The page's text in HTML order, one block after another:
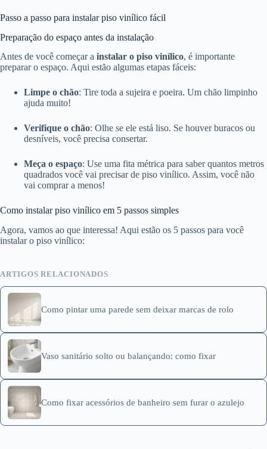
Passo a passo para instalar piso vinílico fácil
Preparação do espaço antes da instalação
Antes de você começar a instalar o piso vinílico, é importante
preparar o espaço. Aqui estão algumas etapas fáceis:
Limpe o chão: Tire toda a sujeira e poeira. Um chão limpinho
ajuda muito!
Verifique o chão: Olhe se ele está liso. Se houver buracos ou
desníveis, você precisa consertar.
Meça o espaço: Use uma fita métrica para saber quantos metros
quadrados você vai precisar de piso vinílico. Assim, você não
vai comprar a menos!
Como instalar piso vinílico em 5 passos simples
Agora, vamos ao que interessa! Aqui estão os 5 passos para você
instalar o piso vinílico:
ARTIGOS RELACIONADOS
Como pintar uma parede sem deixar marcas de rolo
Vaso sanitário solto ou balançando: como fixar
Como fixar acessórios de banheiro sem furar o azulejo